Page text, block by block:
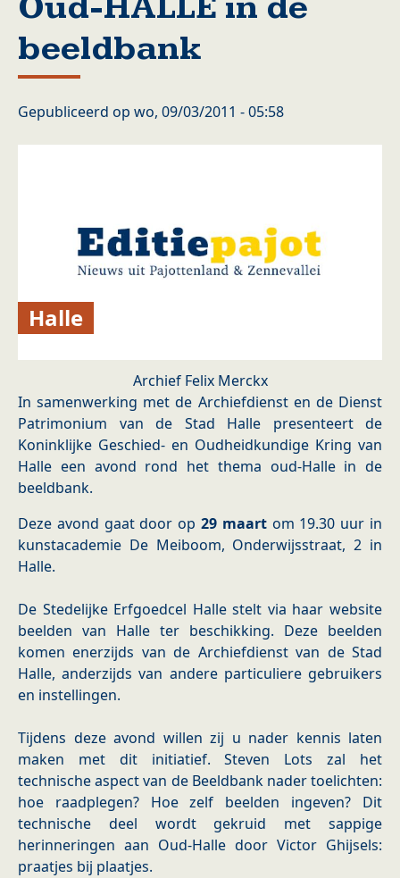
beeldbank
Gepubliceerd op wo, 09/03/2011 - 05:58
Halle
Archief Felix Merckx
In samenwerking met de Archiefdienst en de Dienst
Patrimonium van de Stad Halle presenteert de
Koninklijke Geschied- en Oudheidkundige Kring van
Halle een avond rond het thema oud-Halle in de
beeldbank.
Deze avond gaat door op 29 maartom 19.30 uur in
kunstacademie De Meiboom, Onderwijsstraat, 2 in
Halle.
De Stedelijke Erfgoedcel Halle stelt via haar website
beelden van Halle ter beschikking. Deze beelden
komen enerzijds van de Archiefdienst van de Stad
Halle, anderzijds van andere particuliere gebruikers
en instellingen.
Tijdens deze avond willen zij u nader kennis laten
maken met dit initiatief. Steven Lots zal het
technische aspect van de Beeldbank nader toelichten:
hoe raadplegen? Hoe zelf beelden ingeven? Dit
technische deel wordt gekruid met sappige
herinneringen aan Oud-Halle door Victor Ghijsels:
praatjes bij plaatjes.